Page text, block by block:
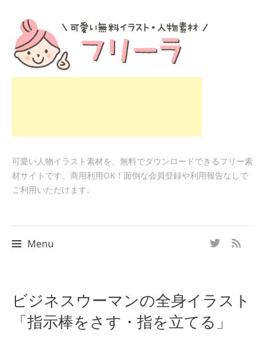
可愛い人物イラスト素材を、無料でダウンロードできるフリー素
材サイトです。商用利用OK！面倒な会員登録や利用報告なしで
ご利用いただけます。
Menu
to
content
ビジネスウーマンの全身イラスト
「指示棒をさす・指を立てる」